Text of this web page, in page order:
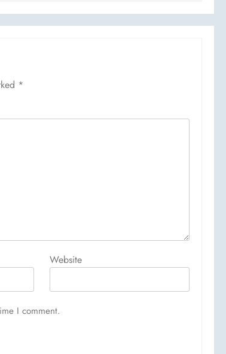
*
Website
I comment.